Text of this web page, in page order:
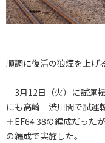
順調に復活の狼煙を上げ
3月12日（火）に試運
にも高崎―渋川間で試運
＋EF64 38の編成だった
の編成で実施した。